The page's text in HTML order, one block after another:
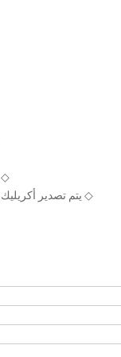
◇ JINBAO هو مصنع محترف لألواح الأكريليك والـ PVC مع 28 عامًا من التاريخ وأكثر من 19 عامًا من الخبرة في التصدير!
◇ يتم تصدير أكريليك JINBAO إلى أكثر من 120 دولة ومنطقة، مع شهادات SGS وCE وISO الاحترافية وشهادات الشهادات الرسمية الأخرى.